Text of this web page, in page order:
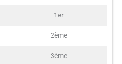
1er
2ème
3ème